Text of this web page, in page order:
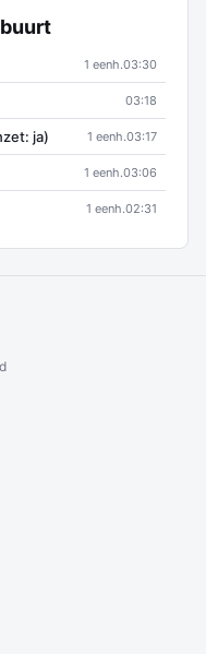
1 eenh.03:30
03:18
ja) 1 eenh.03:17
1 eenh.03:06
1 eenh.02:31